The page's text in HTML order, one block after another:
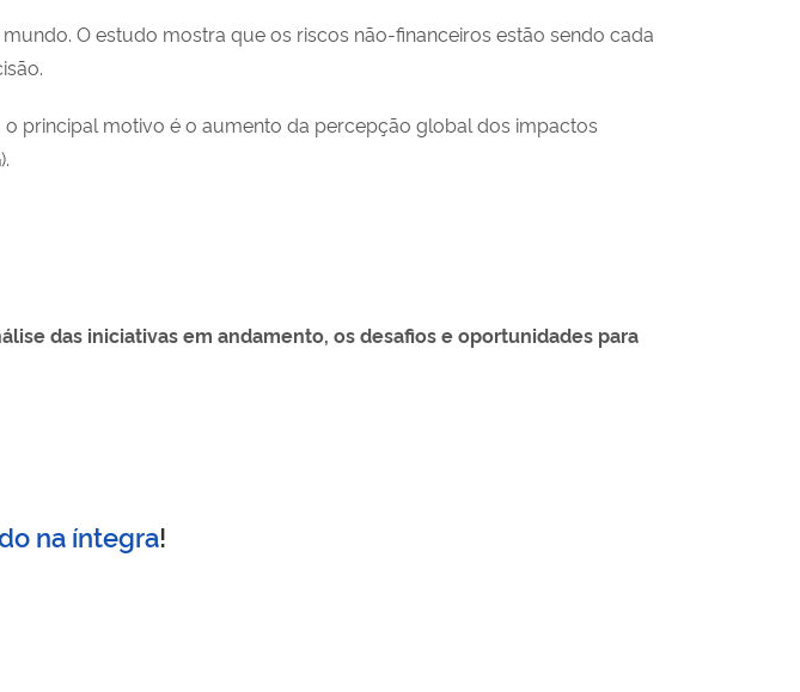
O estudo mostra que os riscos não-financeiros estão sendo cada
o principal motivo é o aumento da percepção global dos impactos
das iniciativas em andamento, os desafios e oportunidades para
na íntegra!